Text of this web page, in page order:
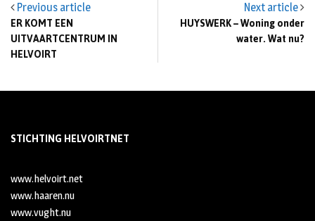
Previous article
ER KOMT EEN
UITVAARTCENTRUM IN
HELVOIRT
Next article
HUYSWERK – Woning onder
water. Wat nu?
STICHTING HELVOIRTNET
www.helvoirt.net
www.haaren.nu
www.vught.nu